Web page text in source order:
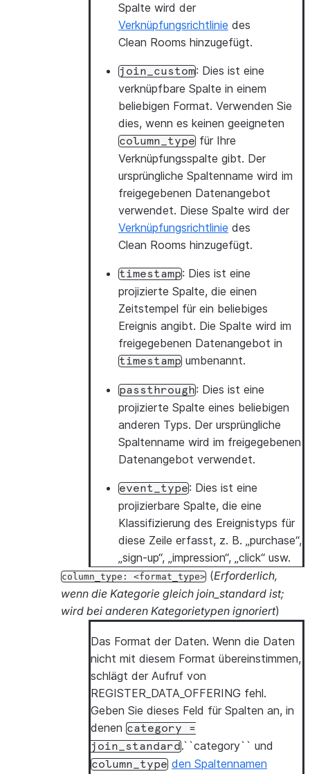
Spalte wird der
Verknüpfungsrichtlinie des
Clean Rooms hinzugefügt.
join_custom: Dies ist eine
verknüpfbare Spalte in einem
beliebigen Format. Verwenden Sie
dies, wenn es keinen geeigneten
column_type für Ihre
Verknüpfungsspalte gibt. Der
ursprüngliche Spaltenname wird im
freigegebenen Datenangebot
verwendet. Diese Spalte wird der
Verknüpfungsrichtlinie des
Clean Rooms hinzugefügt.
timestamp: Dies ist eine
projizierte Spalte, die einen
Zeitstempel für ein beliebiges
Ereignis angibt. Die Spalte wird im
freigegebenen Datenangebot in
timestamp umbenannt.
passthrough: Dies ist eine
projizierte Spalte eines beliebigen
anderen Typs. Der ursprüngliche
Spaltenname wird im freigegebenen
Datenangebot verwendet.
event_type: Dies ist eine
projizierbare Spalte, die eine
Klassifizierung des Ereignistyps für
diese Zeile erfasst, z. B. „purchase“,
„sign-up“, „impression“, „click“ usw.
column_type: <format_type> (Erforderlich,
wenn die Kategorie gleich join_standard ist;
wird bei anderen Kategorietypen ignoriert)
Das Format der Daten. Wenn die Daten
nicht mit diesem Format übereinstimmen,
schlägt der Aufruf von
REGISTER_DATA_OFFERING fehl.
Geben Sie dieses Feld für Spalten an, in
denen category
=
join_standard .``category`` und
column_type den Spaltennamen